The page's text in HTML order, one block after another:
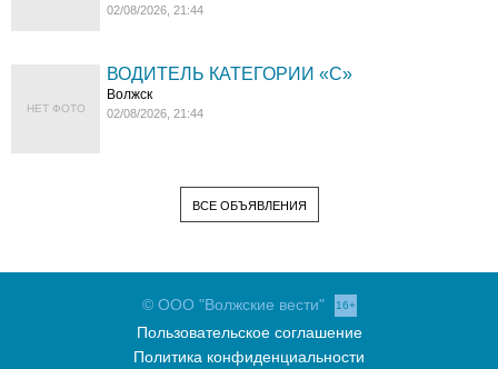
02/08/2026, 21:44
НЕТ ФОТО
ВОДИТЕЛЬ КАТЕГОРИИ «C»
Волжск
02/08/2026, 21:44
ВСЕ ОБЪЯВЛЕНИЯ
© ООО "Волжские вести" 16+
Пользовательское соглашение
Политика конфиденциальности